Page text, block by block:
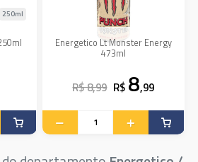
250ml
Energetico Lt Monster Energy
473ml
R$ 8,99 R$ 8,99